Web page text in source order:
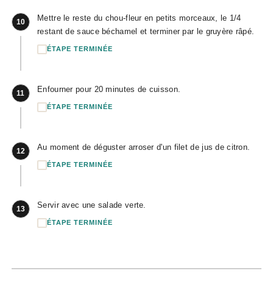
10
Mettre le reste du chou-fleur en petits morceaux, le 1/4
restant de sauce béchamel et terminer par le gruyère râpé.
ÉTAPE TERMINÉE
11 Enfourner pour 20 minutes de cuisson.
ÉTAPE TERMINÉE
12 Au moment de déguster arroser d'un filet de jus de citron.
ÉTAPE TERMINÉE
13 Servir avec une salade verte.
ÉTAPE TERMINÉE